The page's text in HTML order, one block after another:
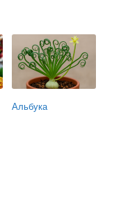
Альбука